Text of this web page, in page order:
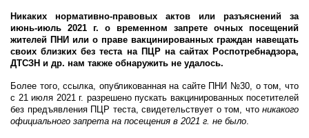
Никаких нормативно-правовых актов или разъяснений за
июнь-июль 2021 г. о временном запрете очных посещений
жителей ПНИ или о праве вакцинированных граждан навещать
своих близких без теста на ПЦР на сайтах Роспотребнадзора,
ДТСЗН и др. нам также обнаружить не удалось.
Более того, ссылка, опубликованная на сайте ПНИ №30, о том, что
с 21 июля 2021 г. разрешено пускать вакцинированных посетителей
без предъявления ПЦР теста, свидетельствует о том, что никакого
официального запрета на посещения в 2021 г. не было.